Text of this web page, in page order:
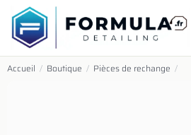
SE RENDRE AU CONTENU
Accueil / Boutique / Pièces de rechange /